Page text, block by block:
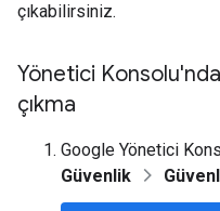
çıkabilirsiniz.
Yönetici
çıkma
Google Yönetici
Güvenlik